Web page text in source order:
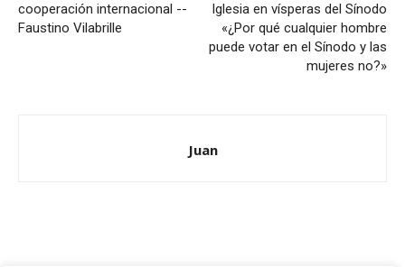
cooperación internacional --
Faustino Vilabrille
Iglesia en vísperas del Sínodo
«¿Por qué cualquier hombre
puede votar en el Sínodo y las
mujeres no?»
Juan